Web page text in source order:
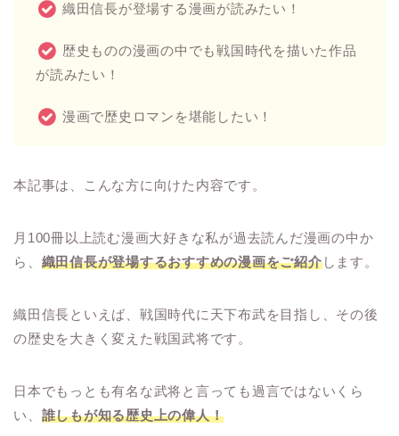
織田信長が登場する漫画が読みたい！
歴史ものの漫画の中でも戦国時代を描いた作品
が読みたい！
漫画で歴史ロマンを堪能したい！
本記事は、こんな方に向けた内容です。
月100冊以上読む漫画大好きな私が過去読んだ漫画の中か
ら、 織田信長が登場するおすすめの漫画をご紹介します。
織田信長といえば、戦国時代に天下布武を目指し、その後
の歴史を大きく変えた戦国武将です。
日本でもっとも有名な武将と言っても過言ではないくら
い、 誰しもが知る歴史上の偉人！